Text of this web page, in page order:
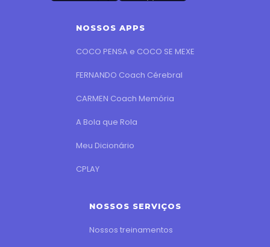
NOSSOS APPS
COCO PENSA e COCO SE MEXE
FERNANDO Coach Cérebral
CARMEN Coach Memória
A Bola que Rola
Meu Dicionário
CPLAY
NOSSOS SERVIÇOS
Nossos treinamentos